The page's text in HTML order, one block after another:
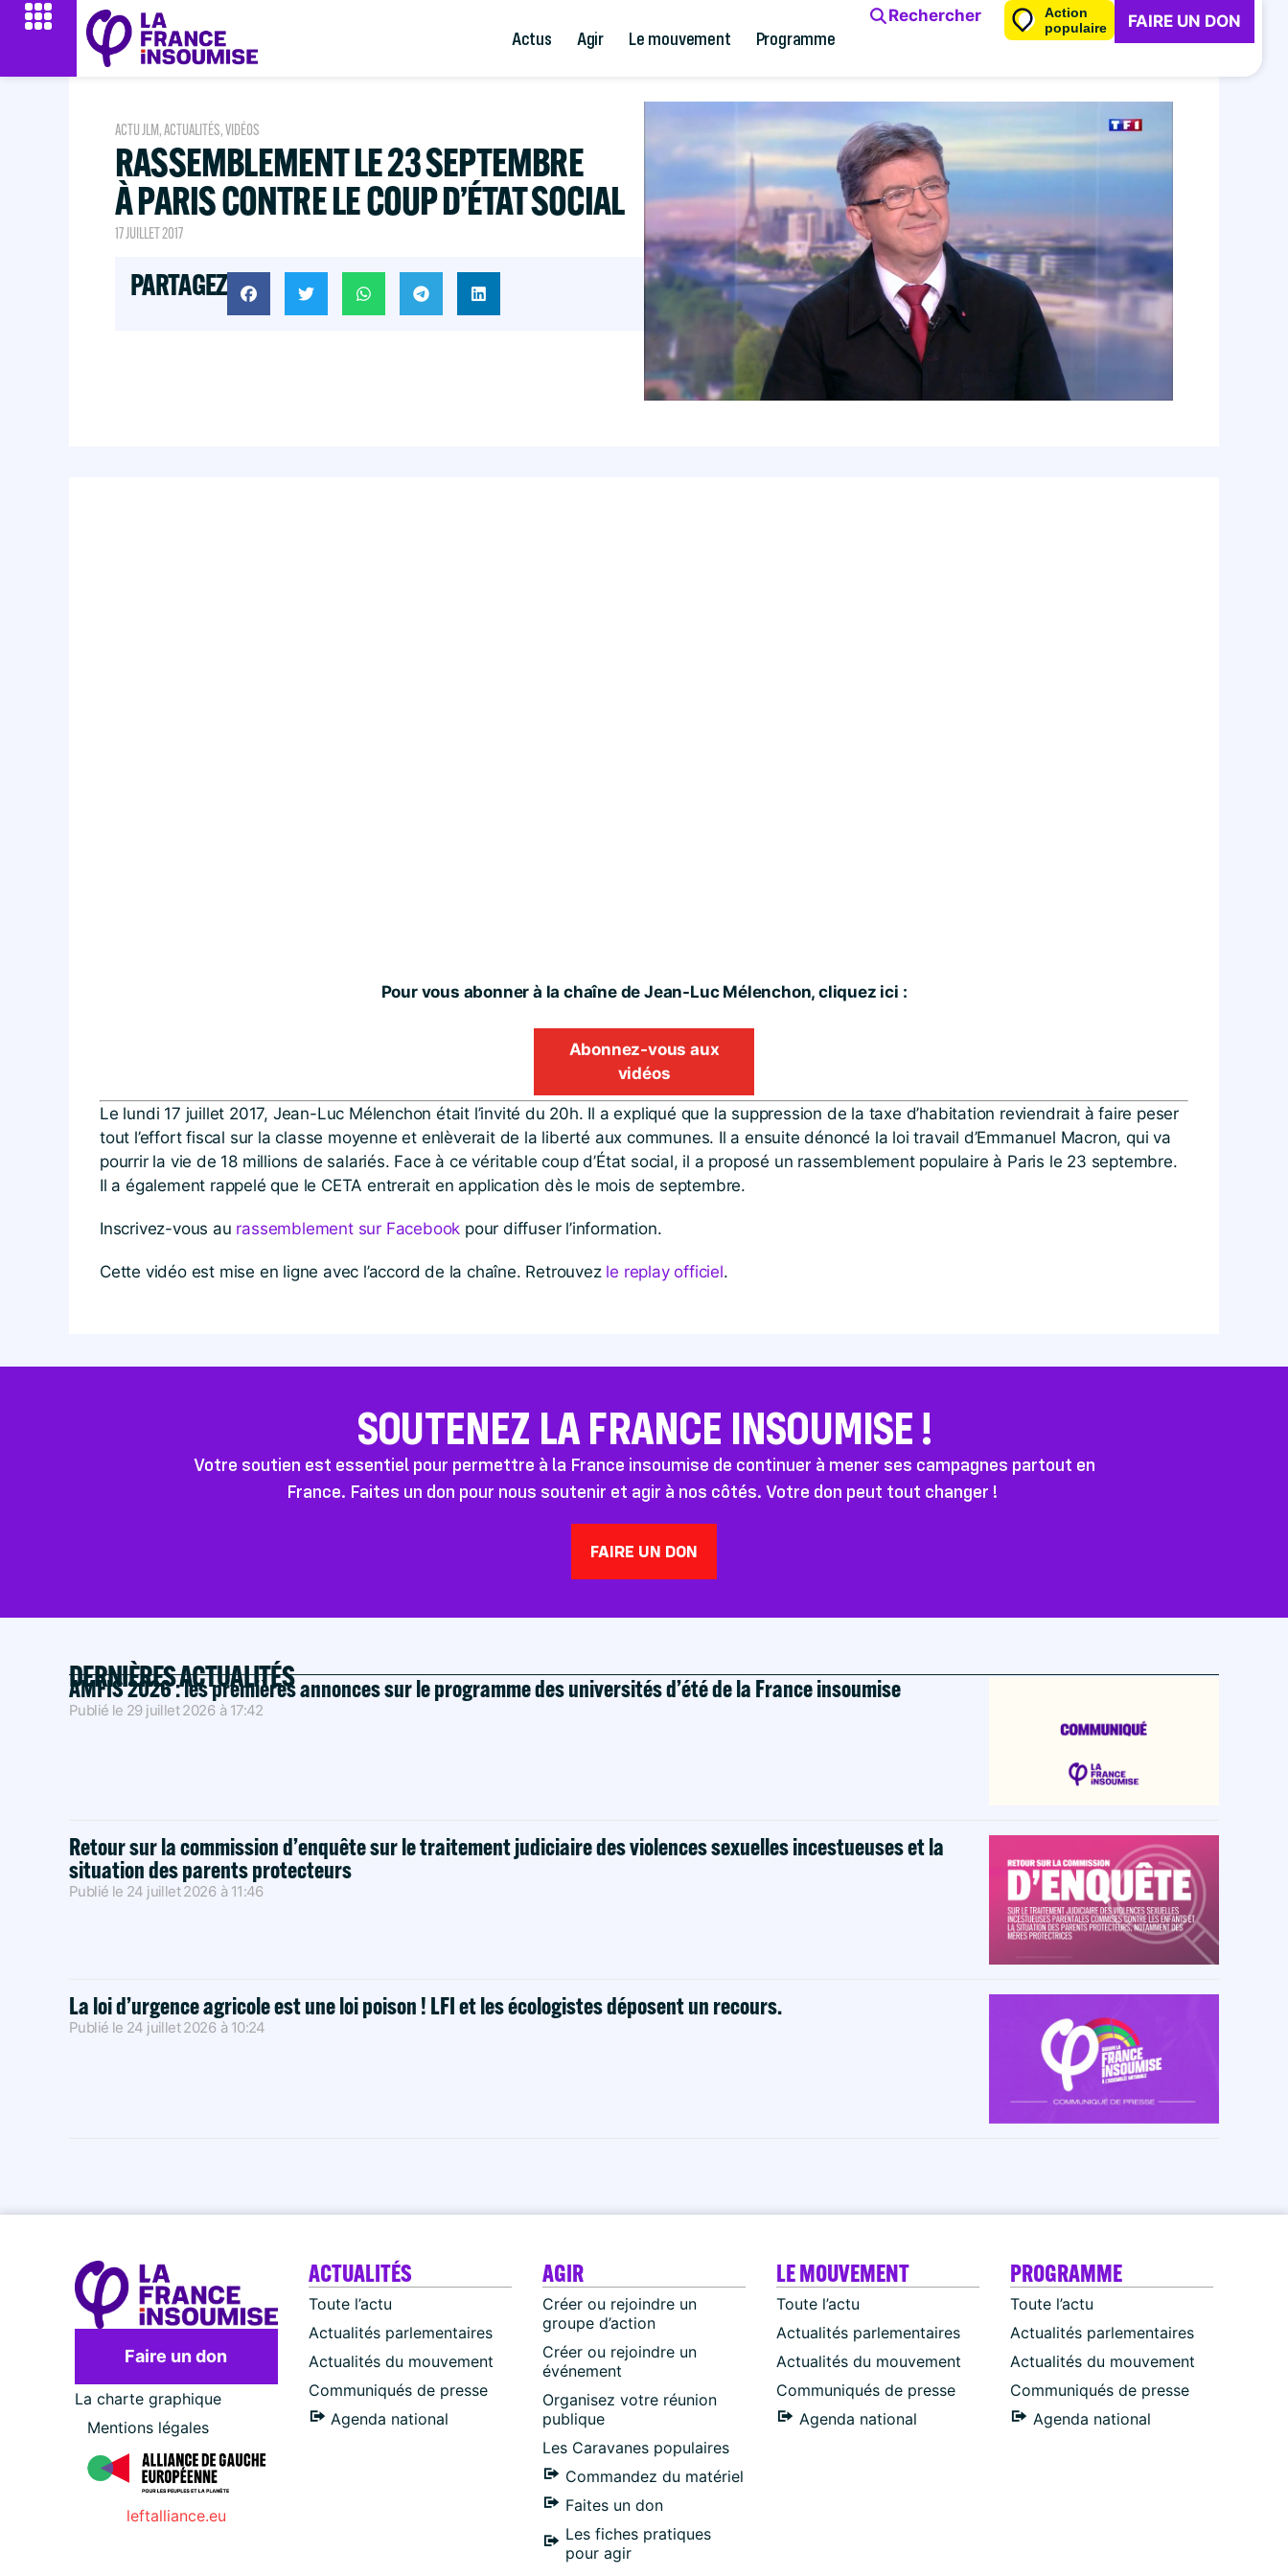
Actus Agir Le mouvement Programme
Rechercher
Action
populaire
FAIRE UN DON
ACTU JLM,ACTUALITÉS,VIDÉOS
RASSEMBLEMENT LE 23 SEPTEMBRE
À PARIS CONTRE LE COUP D’ÉTAT SOCIAL
17 JUILLET 2017
PARTAGEZ
Pour vous abonner à la chaîne de Jean-Luc Mélenchon, cliquez ici :
Abonnez-vous aux
vidéos
Le lundi 17 juillet 2017, Jean-Luc Mélenchon était l’invité du 20h. Il a expliqué que la suppression de la taxe d’habitation reviendrait à faire peser
tout l’effort fiscal sur la classe moyenne et enlèverait de la liberté aux communes. Il a ensuite dénoncé la loi travail d’Emmanuel Macron, qui va
pourrir la vie de 18 millions de salariés. Face à ce véritable coup d’État social, il a proposé un rassemblement populaire à Paris le 23 septembre.
Il a également rappelé que le CETA entrerait en application dès le mois de septembre.
Inscrivez-vous au rassemblement sur Facebook pour diffuser l’information.
Cette vidéo est mise en ligne avec l’accord de la chaîne. Retrouvez le replay officiel.
SOUTENEZ LA FRANCE INSOUMISE !
Votre soutien est essentiel pour permettre à la France insoumise de continuer à mener ses campagnes partout en
France. Faites un don pour nous soutenir et agir à nos côtés. Votre don peut tout changer !
FAIRE UN DON
DERNIÈRES ACTUALITÉS
AMFIS 2026 : les premières annonces sur le programme des universités d’été de la France insoumise
Publié le 29 juillet 2026 à 17:42
Retour sur la commission d’enquête sur le traitement judiciaire des violences sexuelles incestueuses et la
situation des parents protecteurs
Publié le 24 juillet 2026 à 11:46
La loi d’urgence agricole est une loi poison ! LFI et les écologistes déposent un recours.
Publié le 24 juillet 2026 à 10:24
Faire un don
La charte graphique
Mentions légales
leftalliance.eu
ACTUALITÉS
Toute l’actu
Actualités parlementaires
Actualités du mouvement
Communiqués de presse
Agenda national
AGIR
Créer ou rejoindre un
groupe d’action
Créer ou rejoindre un
événement
Organisez votre réunion
publique
Les Caravanes populaires
Commandez du matériel
Faites un don
Les fiches pratiques
pour agir
LE MOUVEMENT
Toute l’actu
Actualités parlementaires
Actualités du mouvement
Communiqués de presse
Agenda national
PROGRAMME
Toute l’actu
Actualités parlementaires
Actualités du mouvement
Communiqués de presse
Agenda national